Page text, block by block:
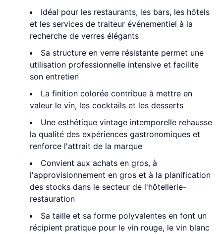
Idéal pour les restaurants, les bars, les hôtels
et les services de traiteur événementiel à la
recherche de verres élégants
Sa structure en verre résistante permet une
utilisation professionnelle intensive et facilite
son entretien
La finition colorée contribue à mettre en
valeur le vin, les cocktails et les desserts
Une esthétique vintage intemporelle rehausse
la qualité des expériences gastronomiques et
renforce l'attrait de la marque
Convient aux achats en gros, à
l'approvisionnement en gros et à la planification
des stocks dans le secteur de l'hôtellerie-
restauration
Sa taille et sa forme polyvalentes en font un
récipient pratique pour le vin rouge, le vin blanc